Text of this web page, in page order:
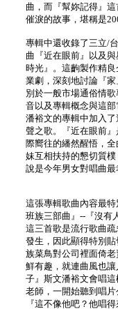
曲，而『幫妳記得』
催淚的故事，堪稱是
專輯中還收錄了三立/
曲『近在眼前』以及
時光』。這齣製作精
業劇，深刻地討論『
別於一般市場通俗情
音以及專輯概念與這
潘裕文的專輯中加入
聲之歌。『近在眼前
際嚮往的繙然醒悟，
妹互相扶持的懇切質
說是今年男女對唱曲
這張專輯歌曲內容最
班族三部曲』--『沒有
這三首歌是流行歌曲
發生，因此顯得特別
族菜鳥對公司裡面倚
鮮有趣，就連曲風也
子』斯文潘裕文會唱
老師，一開始聽到唱
『這不像他吧？他唱